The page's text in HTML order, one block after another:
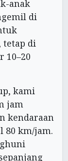
anak
di
tetap di
10–20
kami
jam
kendaraan
80 km/jam.